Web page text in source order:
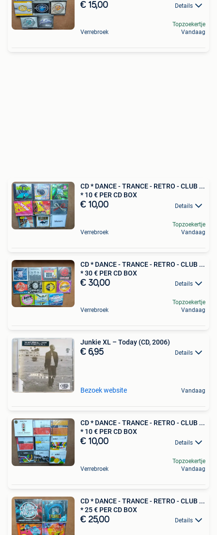
€ 15,00 Details
Verrebroek
Topzoekertje
Vandaag
CD * DANCE - TRANCE - RETRO - CLUB ...
* 10 € PER CD BOX
€ 10,00 Details
Verrebroek
Topzoekertje
Vandaag
CD * DANCE - TRANCE - RETRO - CLUB ...
* 30 € PER CD BOX
€ 30,00 Details
Verrebroek
Topzoekertje
Vandaag
Junkie XL – Today (CD, 2006)
€ 6,95 Details
Bezoek website Vandaag
CD * DANCE - TRANCE - RETRO - CLUB ...
* 10 € PER CD BOX
€ 10,00 Details
Verrebroek
Topzoekertje
Vandaag
CD * DANCE - TRANCE - RETRO - CLUB ...
* 25 € PER CD BOX
€ 25,00 Details